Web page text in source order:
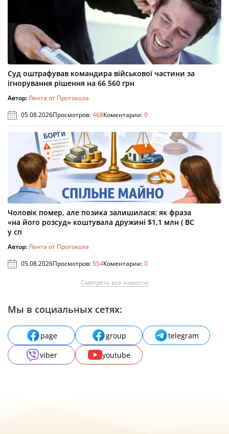
Суд оштрафував командира військової частини за
ігнорування рішення на 66 560 грн
Автор:Лента от Протокола
05.08.2026Просмотров:468Коментарии:0
Чоловік помер, але позика залишилася: як фраза
«на його розсуд» коштувала дружині $1,1 млн ( ВС
у сп
Автор:Лента от Протокола
05.08.2026Просмотров:554Коментарии:0
Смотреть все новости
Мы в социальных сетях:
page group
telegram
viber
youtube